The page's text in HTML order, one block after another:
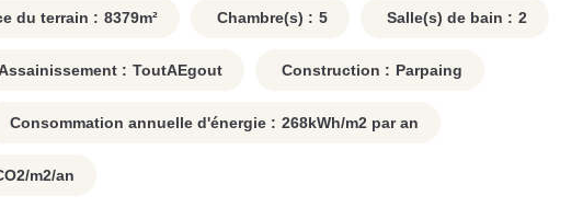
du terrain : 8379m² Chambre(s) : 5 Salle(s) de bain : 2
: ToutAEgout Construction : Parpaing
Consommation annuelle d'énergie : 268kWh/m2 par an
m2/an